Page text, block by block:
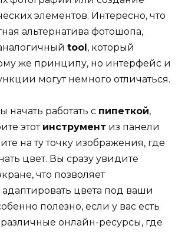
элементов. Интересно, что
альтернатива фотошопа,
tool , который
же принципу, но интерфейс и
могут немного отличаться.
начать работать с пипеткой,
этот инструмент из панели
на ту точку изображения, где
цвет. Вы сразу увидите
что позволяет
цвета под ваши
полезно, если у вас есть
онлайн-ресурсы, где